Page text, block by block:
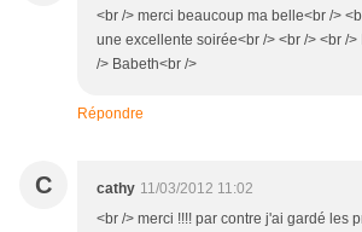
<br /> merci beaucoup ma belle<br />
une excellente soirée<br /> <br /> <br />
/> Babeth<br />
Répondre
C cathy 11/03/2012 11:02
<br /> merci !!!! par contre j'ai gardé les